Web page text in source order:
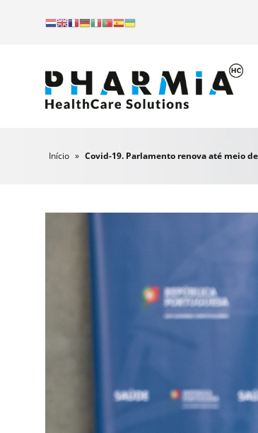
Início » Covid-19. Parlamento renova até meio